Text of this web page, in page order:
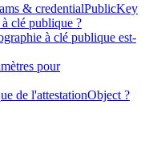
& credentialPublicKey
clé publique ?
à clé publique est-
pour
de l'attestationObject ?